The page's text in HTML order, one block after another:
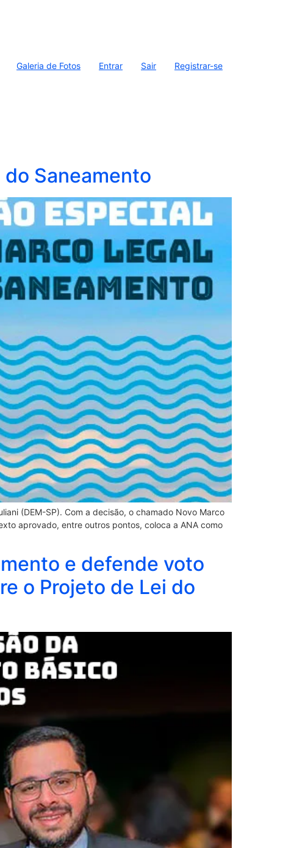
Galeria de Fotos Entrar Sair Registrar-se
Saneamento
(DEM-SP). Com a decisão, o chamado Novo Marco
aprovado, entre outros pontos, coloca a ANA como
e defende voto
o Projeto de Lei do